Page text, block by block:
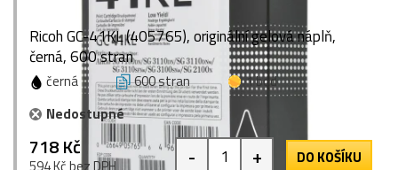
Ricoh GC-41KL (405765), originální gelová náplň,
černá, 600 stran
černá 600 stran
1 bod
Nedostupné
718 Kč - + DO KOŠÍKU